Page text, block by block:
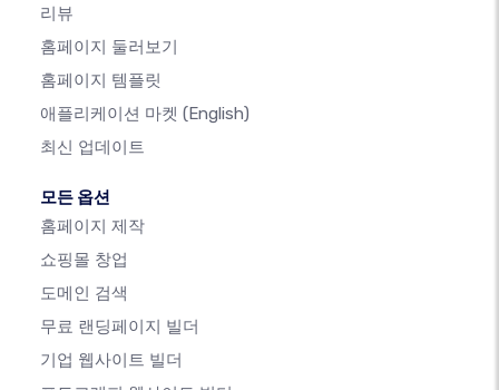
리뷰
홈페이지 둘러보기
홈페이지 템플릿
애플리케이션 마켓 (English)
최신 업데이트
모든 옵션
홈페이지 제작
쇼핑몰 창업
도메인 검색
무료 랜딩페이지 빌더
기업 웹사이트 빌더